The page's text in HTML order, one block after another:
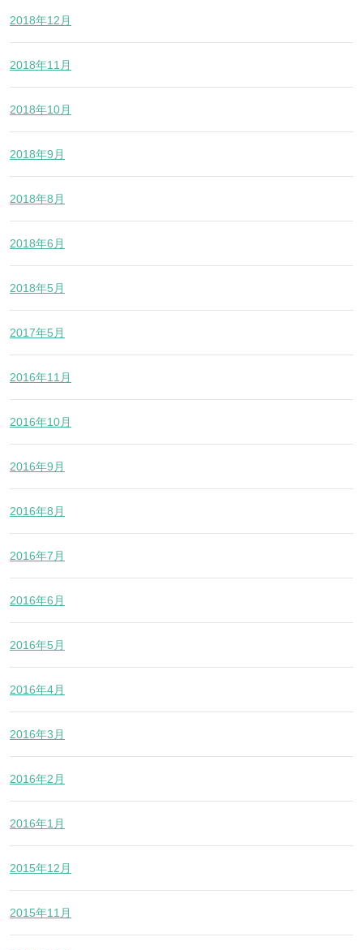
2018年12月
2018年11月
2018年10月
2018年9月
2018年8月
2018年6月
2018年5月
2017年5月
2016年11月
2016年10月
2016年9月
2016年8月
2016年7月
2016年6月
2016年5月
2016年4月
2016年3月
2016年2月
2016年1月
2015年12月
2015年11月